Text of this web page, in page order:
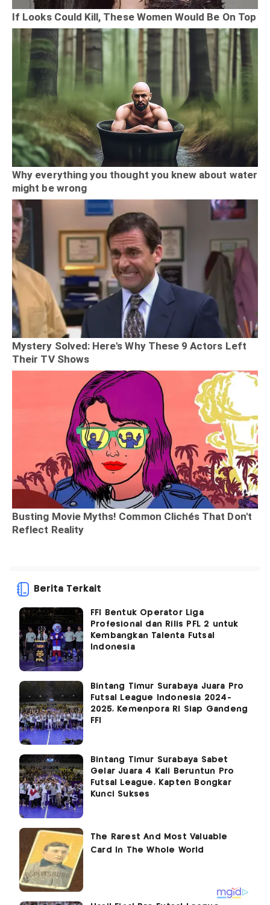
Berita Terkait
FFI Bentuk Operator Liga
Profesional dan Rilis PFL 2 untuk
Kembangkan Talenta Futsal
Indonesia
Bintang Timur Surabaya Juara Pro
Futsal League Indonesia 2024-
2025, Kemenpora RI Siap Gandeng
FFI
Bintang Timur Surabaya Sabet
Gelar Juara 4 Kali Beruntun Pro
Futsal League, Kapten Bongkar
Kunci Sukses